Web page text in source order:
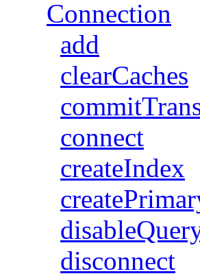
Connection
add
clearCaches
connect
createIndex
disconnect